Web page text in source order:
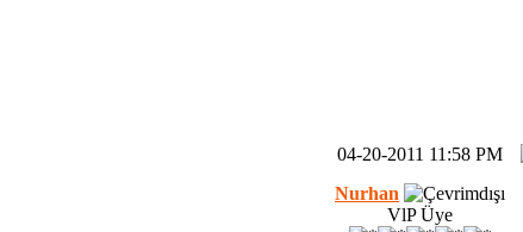
04-20-2011 11:58 PM
Nurhan
VlP Üye